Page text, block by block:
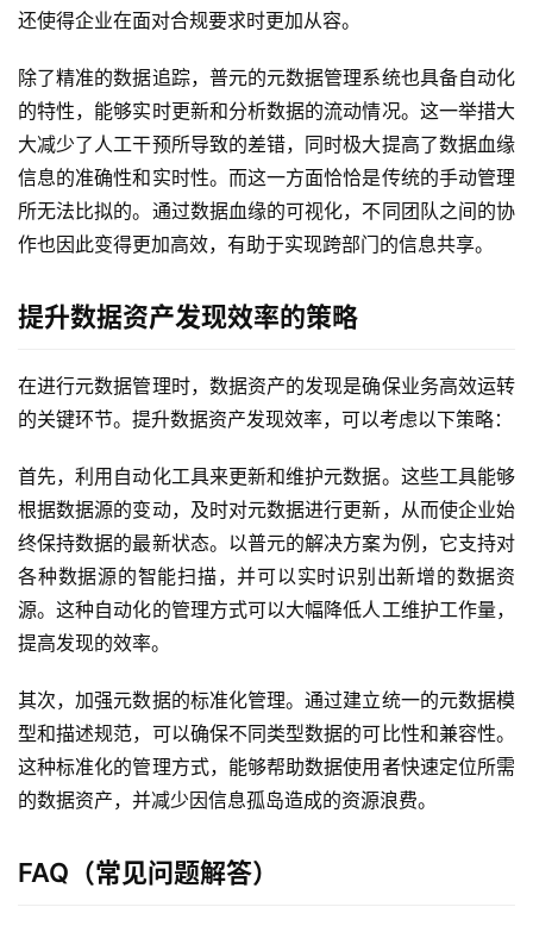
最
新
动
产
品
方
还使得企业在面对合规要求时更加从容。
除了精准的数据追踪，普元的元数据管理系统也具备自动化
的特性，能够实时更新和分析数据的流动情况。这一举措大
大减少了人工干预所导致的差错，同时极大提高了数据血缘
信息的准确性和实时性。而这一方面恰恰是传统的手动管理
所无法比拟的。通过数据血缘的可视化，不同团队之间的协
作也因此变得更加高效，有助于实现跨部门的信息共享。
提升数据资产发现效率的策略
在进行元数据管理时，数据资产的发现是确保业务高效运转
的关键环节。提升数据资产发现效率，可以考虑以下策略：
首先，利用自动化工具来更新和维护元数据。这些工具能够
根据数据源的变动，及时对元数据进行更新，从而使企业始
终保持数据的最新状态。以普元的解决方案为例，它支持对
各种数据源的智能扫描，并可以实时识别出新增的数据资
源。这种自动化的管理方式可以大幅降低人工维护工作量，
提高发现的效率。
其次，加强元数据的标准化管理。通过建立统一的元数据模
型和描述规范，可以确保不同类型数据的可比性和兼容性。
这种标准化的管理方式，能够帮助数据使用者快速定位所需
的数据资产，并减少因信息孤岛造成的资源浪费。
FAQ（常见问题解答）